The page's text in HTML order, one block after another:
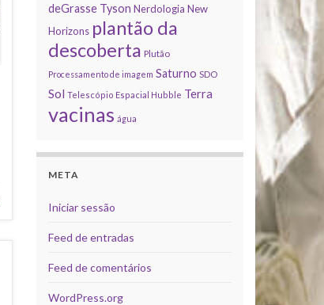
deGrasse Tyson Nerdologia New
Horizons plantão da
descoberta Plutão
Processamento de imagem Saturno SDO
Sol Telescópio Espacial Hubble Terra
vacinas água
META
Iniciar sessão
Feed de entradas
Feed de comentários
WordPress.org